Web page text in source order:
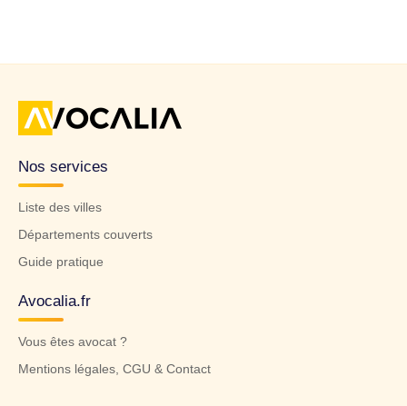
Nos services
Liste des villes
Départements couverts
Guide pratique
Avocalia.fr
Vous êtes avocat ?
Mentions légales, CGU & Contact